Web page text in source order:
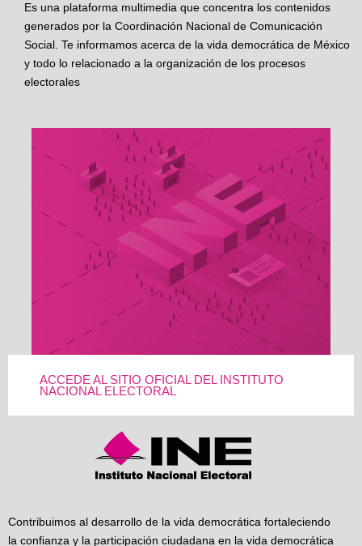
Es una plataforma multimedia que concentra los contenidos
generados por la Coordinación Nacional de Comunicación
Social. Te informamos acerca de la vida democrática de México
y todo lo relacionado a la organización de los procesos
electorales
ACCEDE AL SITIO OFICIAL DEL INSTITUTO
NACIONAL ELECTORAL
Contribuimos al desarrollo de la vida democrática fortaleciendo
la confianza y la participación ciudadana en la vida democrática